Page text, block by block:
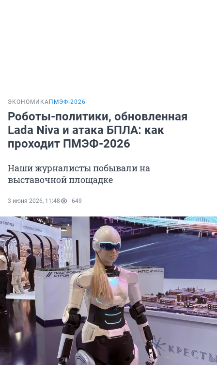
ЭКОНОМИКА ПМЭФ-2026
Роботы-политики, обновленная
Lada Niva и атака БПЛА: как
проходит ПМЭФ-2026
Наши журналисты побывали на
выставочной площадке
3 июня 2026, 11:48 649